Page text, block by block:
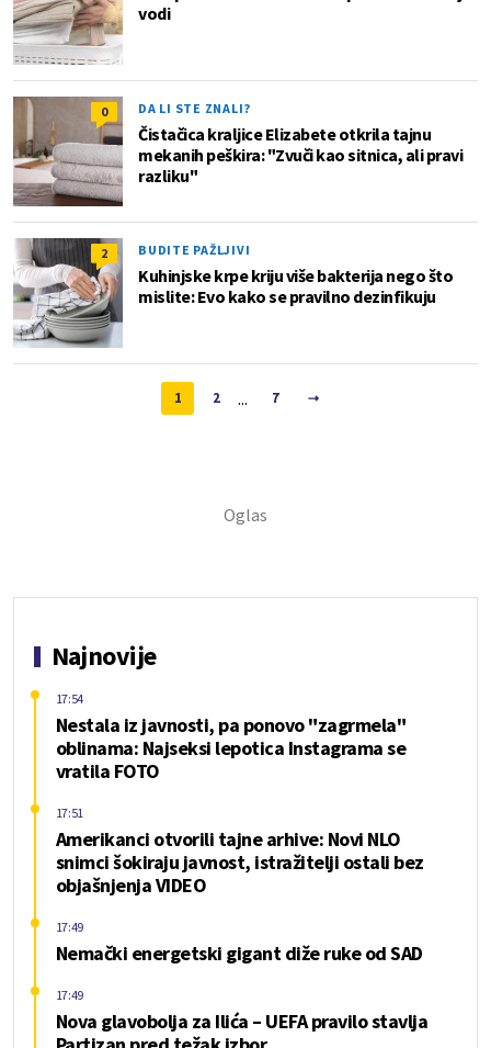
vodi
0 DA LI STE ZNALI?
Čistačica kraljice Elizabete otkrila tajnu
mekanih peškira: "Zvuči kao sitnica, ali pravi
razliku"
2 BUDITE PAŽLJIVI
Kuhinjske krpe kriju više bakterija nego što
mislite: Evo kako se pravilno dezinfikuju
1 2 ... 7
Najnovije
Nestala iz javnosti, pa ponovo "zagrmela"
oblinama: Najseksi lepotica Instagrama se
vratila FOTO
17:54
Amerikanci otvorili tajne arhive: Novi NLO
snimci šokiraju javnost, istražitelji ostali bez
objašnjenja VIDEO
17:51
Nemački energetski gigant diže ruke od SAD
17:49
Nova glavobolja za Ilića – UEFA pravilo stavlja
17:49